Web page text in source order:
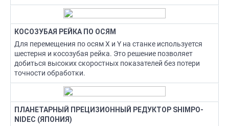
КОСОЗУБАЯ РЕЙКА ПО ОСЯМ
Для перемещения по осям Х и Y на станке используется
шестерня и косозубая рейка. Это решение позволяет
добиться высоких скоростных показателей без потери
точности обработки.
ПЛАНЕТАРНЫЙ ПРЕЦИЗИОННЫЙ РЕДУКТОР SHIMPO-
NIDEC (ЯПОНИЯ)